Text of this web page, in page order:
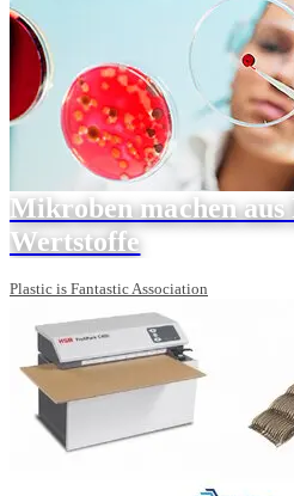
Mikroben machen aus
Wertstoffe
Plastic is Fantastic Association